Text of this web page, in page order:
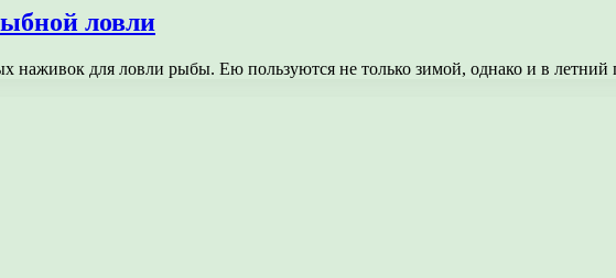
ловли
наживок для ловли рыбы. Ею пользуются не только зимой, однако и в